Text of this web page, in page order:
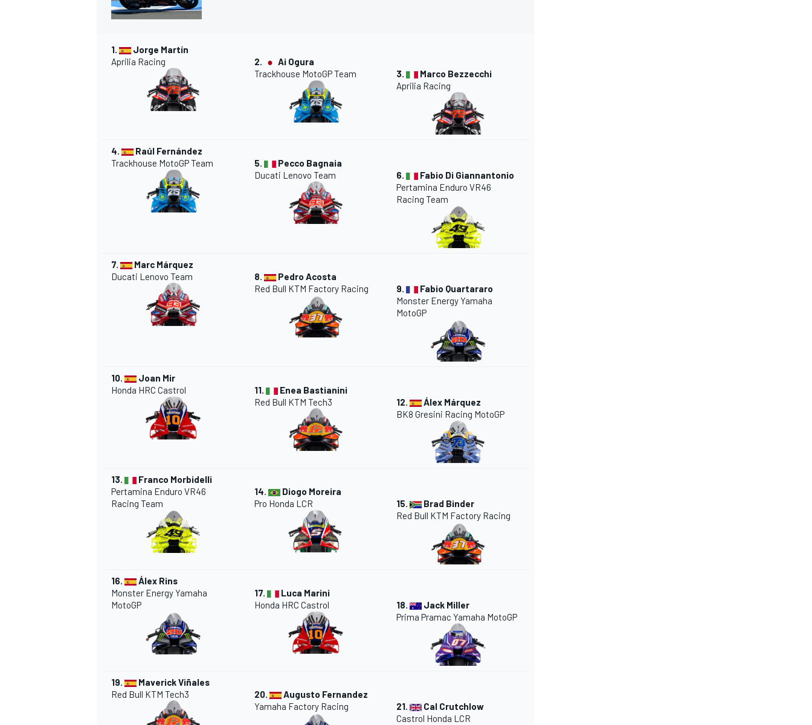
1.
Jorge Martín
Aprilia Racing 2.
Ai Ogura
Trackhouse MotoGP Team
3.
Marco Bezzecchi
Aprilia Racing
4.
Raúl Fernández
Trackhouse MotoGP Team
5.
Pecco Bagnaia
Ducati Lenovo Team 6.
Fabio Di Giannantonio
Pertamina Enduro VR46
Racing Team
7.
Marc Márquez
Ducati Lenovo Team
8.
Pedro Acosta
Red Bull KTM Factory Racing 9.
Fabio Quartararo
Monster EnergyYamaha
MotoGP
10.
Joan Mir
Honda HRC Castrol 11.
Enea Bastianini
Red Bull KTM Tech3
12.
Álex Márquez
BK8 Gresini Racing MotoGP
13.
Franco Morbidelli
Pertamina Enduro VR46
Racing Team
14.
Diogo Moreira
Pro Honda LCR 15.
Brad Binder
Red Bull KTM Factory Racing
16.
Álex Rins
Monster Energy Yamaha
MotoGP
17.
Luca Marini
Honda HRC Castrol
18.
Jack Miller
Prima Pramac Yamaha MotoGP
19.
Maverick Viñales
Red Bull KTM Tech3
20.
Augusto Fernandez
Yamaha Factory Racing
21.
Cal Crutchlow
Castrol Honda LCR